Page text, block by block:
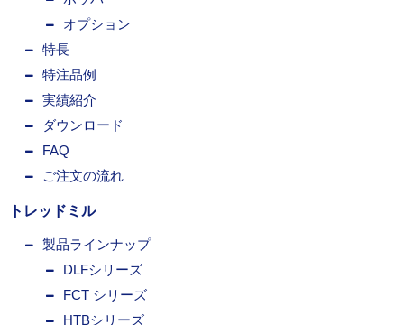
オプション
特長
特注品例
実績紹介
ダウンロード
FAQ
ご注文の流れ
トレッドミル
製品ラインナップ
DLFシリーズ
FCT シリーズ
HTBシリーズ